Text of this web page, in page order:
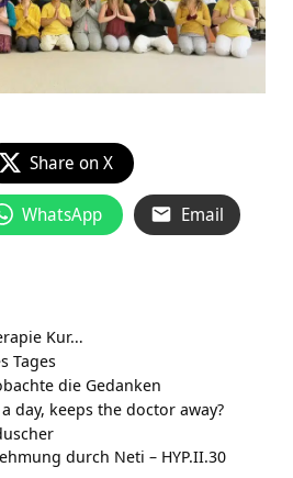
Share on X
WhatsApp Email
Kur…
Tages
die Gedanken
day, keeps the doctor away?
durch Neti – HYP.II.30